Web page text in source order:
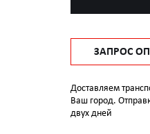
ЗАПРОС
Доставляем
Ваш город.
двух дней